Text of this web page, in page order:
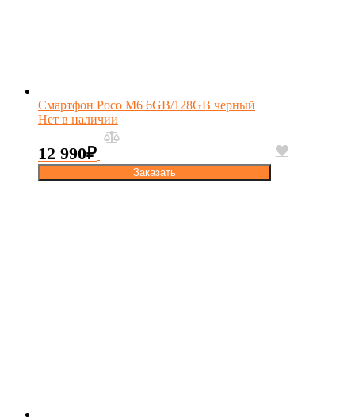
Смартфон Poco M6 6GB/128GB черный
Нет в наличии
12 990₽
Заказать